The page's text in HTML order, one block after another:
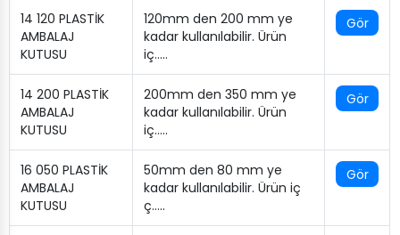
14 120 PLASTİK
AMBALAJ
KUTUSU
120mm den 200 mm ye
kadar kullanılabilir. Ürün
iç…..
Gör
14 200 PLASTİK
AMBALAJ
KUTUSU
200mm den 350 mm ye
kadar kullanılabilir. Ürün
iç…..
Gör
16 050 PLASTİK
AMBALAJ
KUTUSU
50mm den 80 mm ye
kadar kullanılabilir. Ürün iç
ç…..
Gör